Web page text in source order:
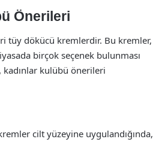
Önerileri
tüy dökücü kremlerdir. Bu kremler,
birçok seçenek bulunması
kulübü önerileri
cilt yüzeyine uygulandığında,